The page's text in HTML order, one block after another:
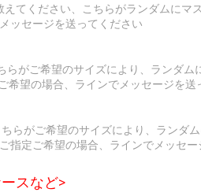
てください、こちらがランダムにマ
ッセージを送ってください
がご希望のサイズにより、ランダム
望の場合、ラインでメッセージを送
らがご希望のサイズにより、ランダ
指定ご希望の場合、ラインでメッセ
スなど>